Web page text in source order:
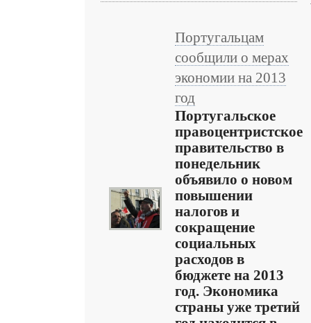
Португальцам
сообщили о мерах
экономии на 2013
год
Португальское
правоцентристское
правительство в
понедельник
объявило о новом
повышении
налогов и
сокращение
социальных
расходов в
бюджете на 2013
год. Экономика
страны уже третий